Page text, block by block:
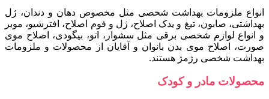
انواع ملزومات بهداشت شخصی مثل مخصوص دهان و دندان، ژل
بهداشتی، صابون، تیغ و یدک اصلاح، ژل و فوم اصلاح، افترشیو، موبر
و انواع لوازم شخصی برقی مثل سشوار، اتو، بیگودی، اصلاح موی
صورت، اصلاح موی بدن بانوان و آقایان از محصولات و ملزومات
بهداشت شخصی رژمژ هستند.
محصولات مادر و کودک